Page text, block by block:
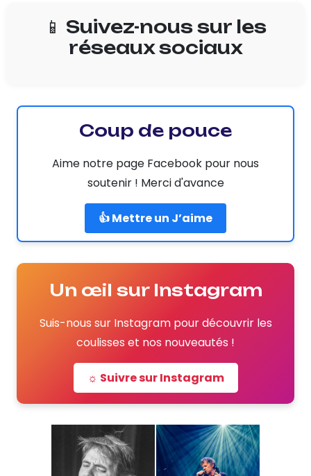
📱 Suivez-nous sur les
réseaux sociaux
Coup de pouce
Aime notre page Facebook pour nous
soutenir ! Merci d'avance
👍 Mettre un J’aime
Un œil sur Instagram
Suis-nous sur Instagram pour découvrir les
coulisses et nos nouveautés !
☼ Suivre sur Instagram